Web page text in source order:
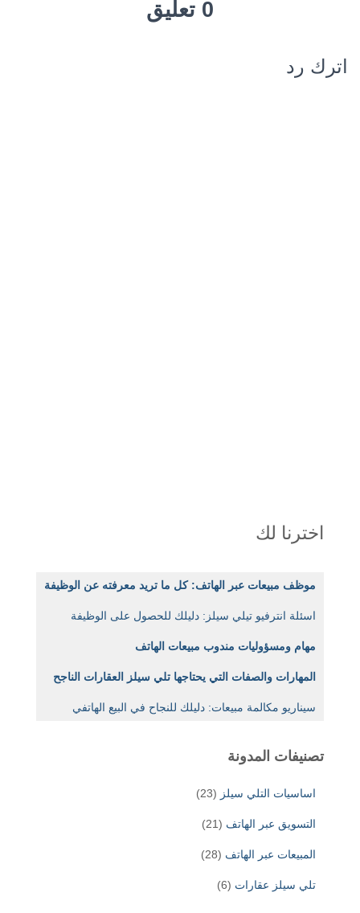
0 تعليق
اترك رد
اخترنا لك
موظف مبيعات عبر الهاتف: كل ما تريد معرفته عن الوظيفة
اسئلة انترفيو تيلي سيلز: دليلك للحصول على الوظيفة
مهام ومسؤوليات مندوب مبيعات الهاتف
المهارات والصفات التي يحتاجها تلي سيلز العقارات الناجح
سيناريو مكالمة مبيعات: دليلك للنجاح في البيع الهاتفي
تصنيفات المدونة
اساسيات التلي سيلز (23)
التسويق عبر الهاتف (21)
المبيعات عبر الهاتف (28)
تلي سيلز عقارات (6)